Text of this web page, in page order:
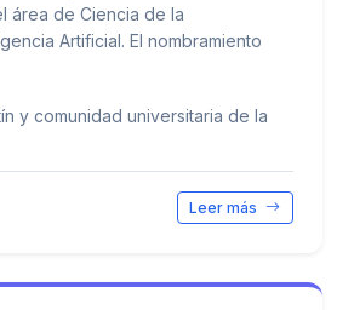
área de Ciencia de la
Artificial. El nombramiento
y comunidad universitaria de la
Leer más